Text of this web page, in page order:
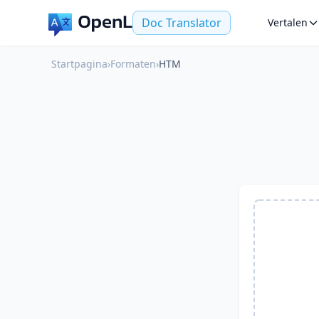
Doc Translator Vertalen
Startpagina›Formaten›HTM